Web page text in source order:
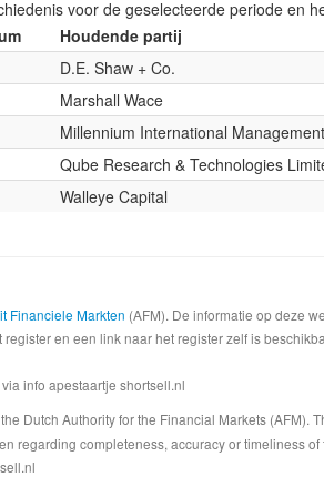
voor de geselecteerde periode en
Houdende partij
D.E. Shaw + Co.
Marshall Wace
Millennium International Management
Qube Research & Technologies
Walleye Capital
Financiele Markten (AFM). De informatie op deze
en een link naar het register zelf is
info apestaartje shortsell.nl
Dutch Authority for the Financial Markets
regarding completeness, accuracy or timeliness of